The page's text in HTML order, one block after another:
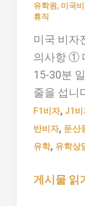
유학원 , 미국
휴직
미국 비자
의사항 ①
15-30분
줄을 섭니
F1비자, J1비
반비자, 둔산
유학, 유학상
준
게시물 읽